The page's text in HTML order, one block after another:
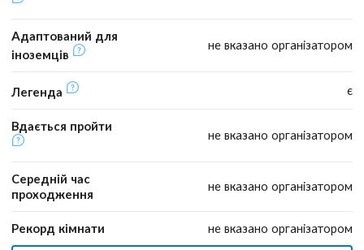
Адаптований для
іноземців
не вказано організатором
Легенда є
Вдається пройти
не вказано організатором
Середній час
проходження
не вказано організатором
Рекорд кімнати не вказано організатором